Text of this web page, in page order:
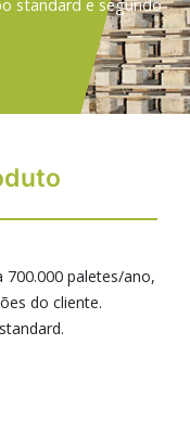
standard e segundo
paletes/ano,
do cliente.